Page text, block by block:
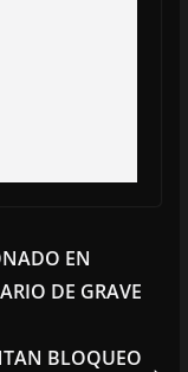
EN
DE GRAVE
BLOQUEO